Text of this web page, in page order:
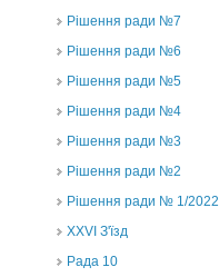
Рішення ради №7
Рішення ради №6
Рішення ради №5
Рішення ради №4
Рішення ради №3
Рішення ради №2
Рішення ради № 1/2022
XXVI З'їзд
Рада 10